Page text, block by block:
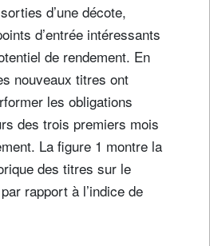
d’une décote,
d’entrée intéressants
de rendement. En
nouveaux titres ont
les obligations
des trois premiers mois
La figure 1 montre la
des titres sur le
rapport à l’indice de